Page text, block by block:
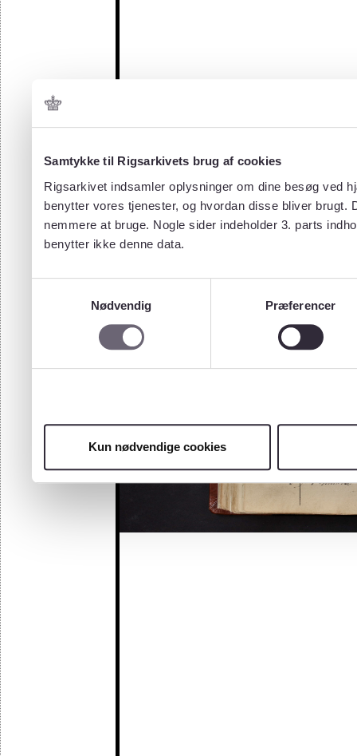
Samtykke til Rigsarkivets brug af cookies
Rigsarkivet indsamler oplysninger om dine besøg ved
benytter vores tjenester, og hvordan disse bliver
nemmere at bruge. Nogle sider indeholder 3. parts
benytter ikke denne data.
Nødvendig
Præferencer
Kun nødvendige cookies